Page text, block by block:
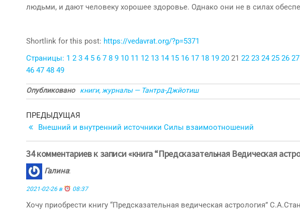
людьми, и дают человеку хорошее здоровье. Однако они не в силах
Shortlink for this post: https://vedavrat.org/?p=5371
Страницы: 1 2 3 4 5 6 7 8 9 10 11 12 13 14 15 16 17 18 19 20 21 22 23 24 25 26 27
46 47 48 49
Опубликовано книги, журналы — Тантра-Джйотиш
Навигация
по
записям
Предыдущая
запись
ПРЕДЫДУЩАЯ
Внешний и внутренний источники Силы взаимоотношений
34 комментариев к записи «книга “Предсказательная Ведическая
Галина:
2021-02-26 в 08:37
Хочу приобрести книгу “Предсказательная ведическая астрология”